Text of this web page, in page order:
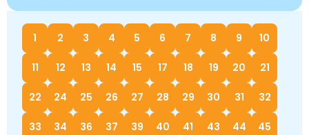
1 2 3 4 5 6 7 8 9 10
11 12 13 14 15 17 18 19 20 21
22 24 25 26 27 28 29 30 31 32
33 34 36 37 39 40 41 43 44 45